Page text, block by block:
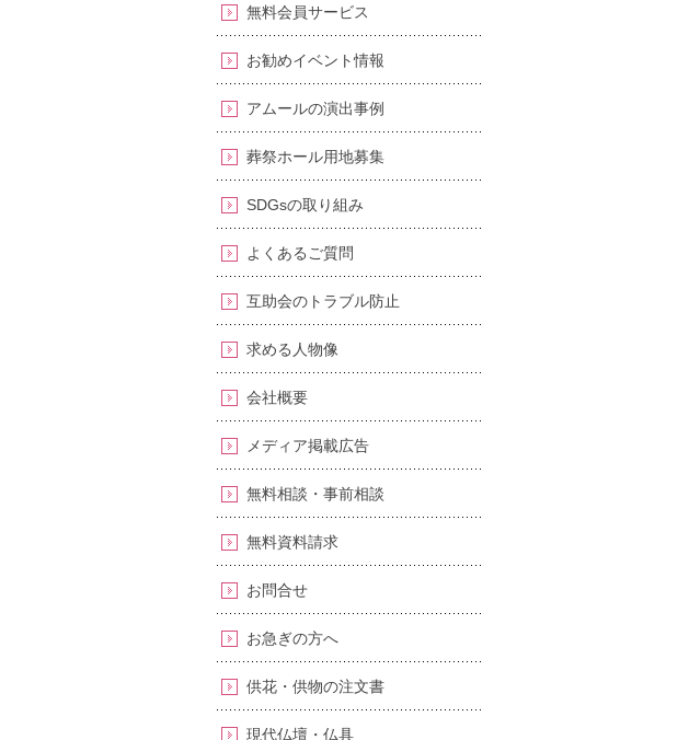
無料会員サービス
お勧めイベント情報
アムールの演出事例
葬祭ホール用地募集
SDGsの取り組み
よくあるご質問
互助会のトラブル防止
求める人物像
会社概要
メディア掲載広告
無料相談・事前相談
無料資料請求
お問合せ
お急ぎの方へ
供花・供物の注文書
現代仏壇・仏具